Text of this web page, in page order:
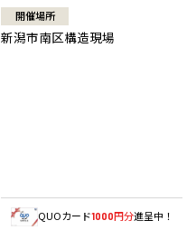
開催場所
新潟市南区構造現場
QUOカード1000円分進呈中！